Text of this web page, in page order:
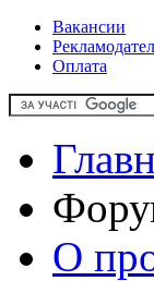
Вакансии
Оплата
О